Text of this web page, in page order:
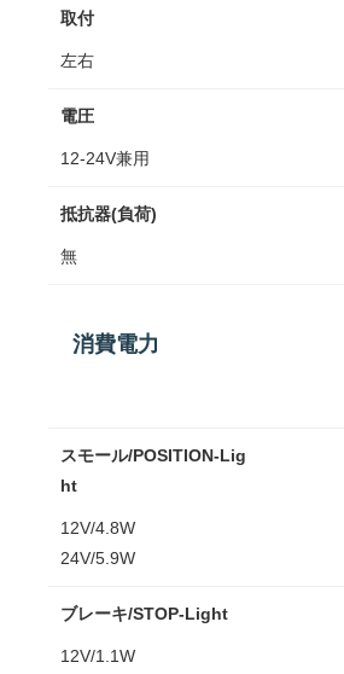
取付
左右
電圧
12-24V兼用
抵抗器(負荷)
無
消費電力
スモール/POSITION-Lig
ht
12V/4.8W
24V/5.9W
ブレーキ/STOP-Light
12V/1.1W